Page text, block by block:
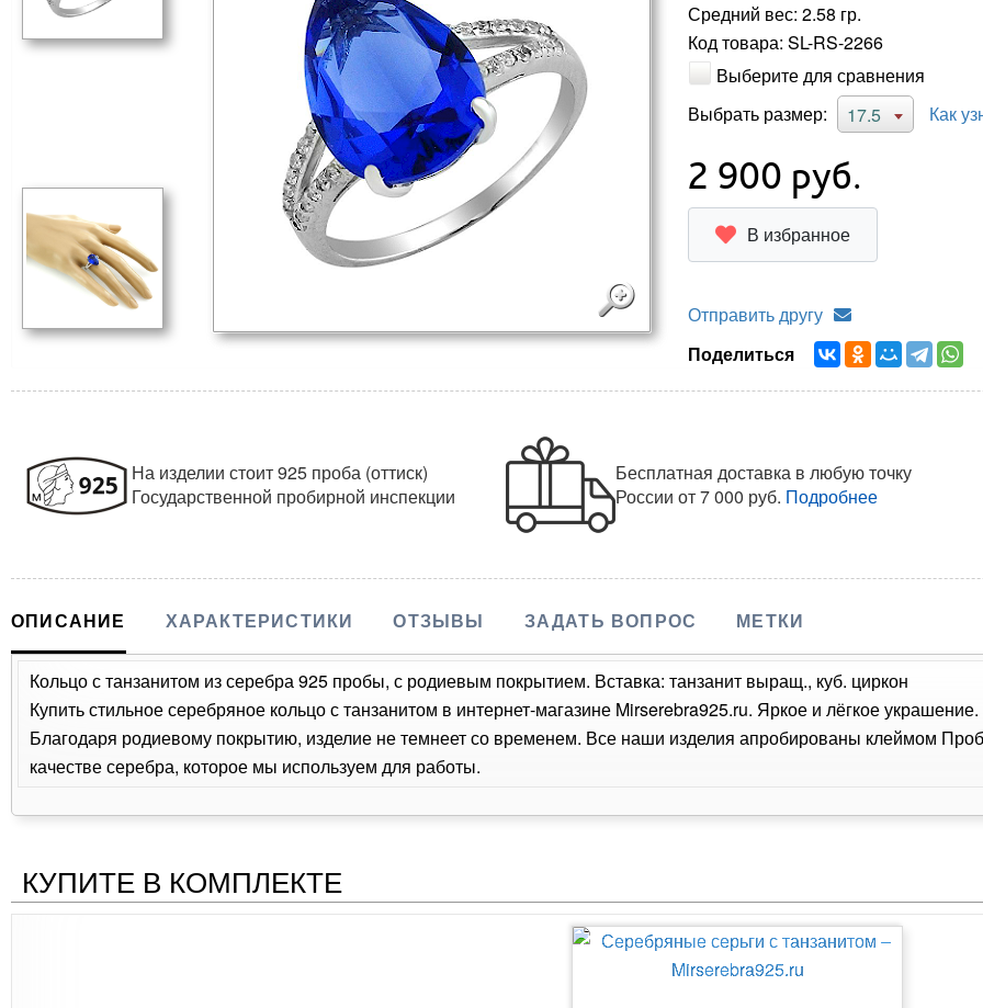
Средний вес: 2.58 гр.
Код товара: SL-RS-2266
Выберите для сравнения
Выбрать размер:
17.5 Как
2 900 руб.
В избранное
Отправить другу
Поделиться
На изделии стоит 925 проба (оттиск)
Государственной пробирной инспекции
Бесплатная доставка в любую точку
Россииот 7 000 руб. Подробнее
ОПИСАНИЕ ХАРАКТЕРИСТИКИ ОТЗЫВЫ ЗАДАТЬ ВОПРОС МЕТКИ
Кольцо с танзанитом из серебра 925 пробы, с родиевым покрытием. Вставка: танзанит выращ., куб. циркон
Купить стильное серебряное кольцо с танзанитом в интернет-магазине Mirserebra925.ru. Яркое и лёгкое
Благодаря родиевому покрытию, изделие не темнеет со временем. Все наши изделия апробированы клеймом
качестве серебра, которое мы используем для работы.
КУПИТЕ В КОМПЛЕКТЕ